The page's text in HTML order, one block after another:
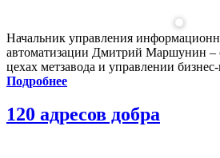
Начальник управления
автоматизации Дмитрий Маршунин –
цехах метзавода и управлении
Подробнее
120 адресов добра